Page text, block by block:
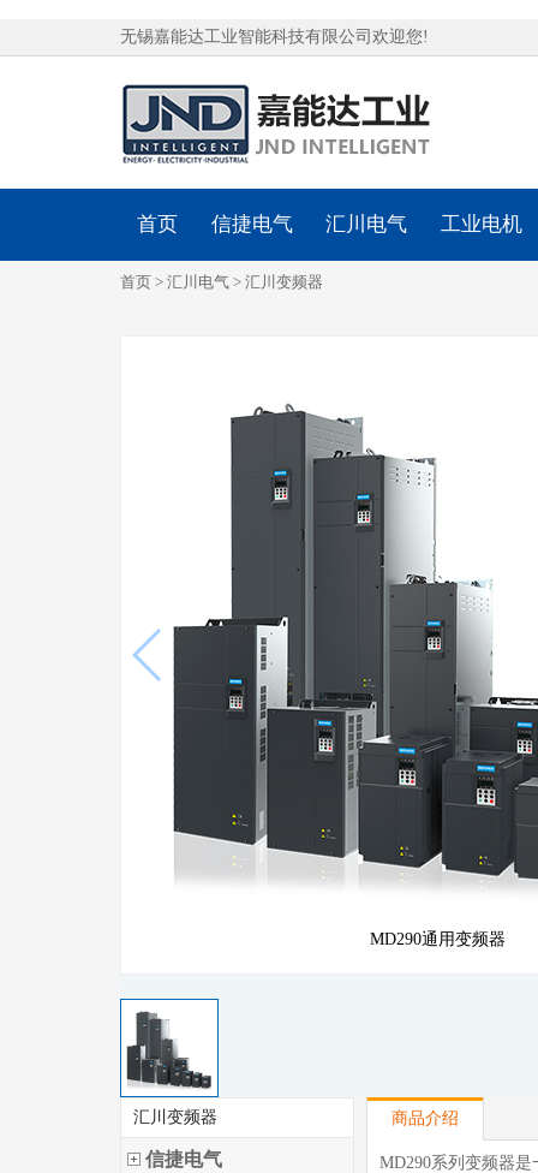
无锡嘉能达工业智能科技有限公司欢迎您!
首页 信捷电气 汇川电气 工业电机
首页 > 汇川电气 > 汇川变频器
MD290通用变频器
汇川变频器
信捷电气
商品介绍
MD290系列变频器